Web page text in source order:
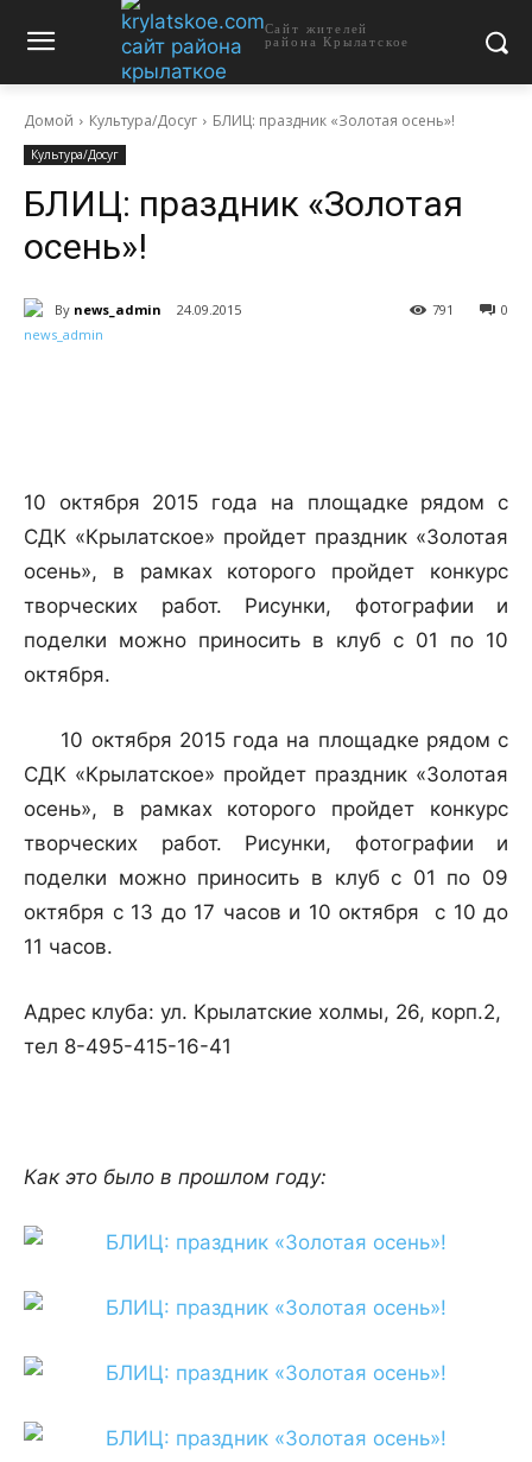
Сайт жителей
района Крылатское
Домой Культура/Досуг БЛИЦ: праздник «Золотая осень»!
Культура/Досуг
БЛИЦ: праздник «Золотая
осень»!
By news_admin 24.09.2015 0
791
10 октября 2015 года на площадке рядом с
СДК «Крылатское» пройдет праздник «Золотая
осень», в рамках которого пройдет конкурс
творческих работ. Рисунки, фотографии и
поделки можно приносить в клуб с 01 по 10
октября.
10 октября 2015 года на площадке рядом с
СДК «Крылатское» пройдет праздник «Золотая
осень», в рамках которого пройдет конкурс
творческих работ. Рисунки, фотографии и
поделки можно приносить в клуб с 01 по 09
октября с 13 до 17 часов и 10 октября с 10 до
11 часов.
Адрес клуба: ул. Крылатские холмы, 26, корп.2,
тел 8-495-415-16-41
Как это было в прошлом году: